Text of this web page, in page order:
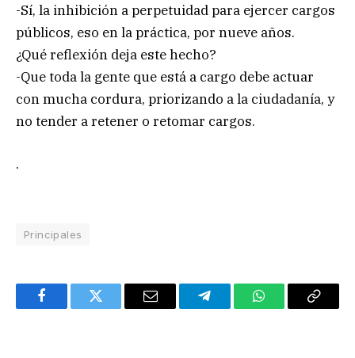
-Sí, la inhibición a perpetuidad para ejercer cargos
públicos, eso en la práctica, por nueve años.
¿Qué reflexión deja este hecho?
-Que toda la gente que está a cargo debe actuar
con mucha cordura, priorizando a la ciudadanía, y
no tender a retener o retomar cargos.
.
Principales
FacebookTwitter Email TelegramWhatsAppCopy